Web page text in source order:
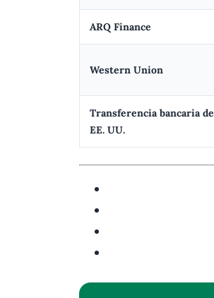
ARQ Finance
Western Union
Transferencia bancaria de
EE. UU.